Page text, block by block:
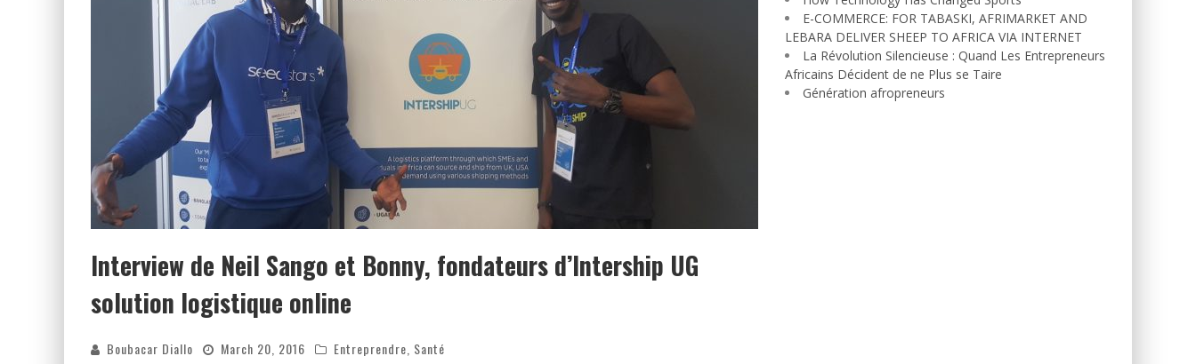
Interview de Neil Sango et Bonny, fondateurs d’Intership UG
solution logistique online
Boubacar Diallo March 20, 2016 Entreprendre Santé
E-COMMERCE: FOR TABASKI, AFRIMARKET AND
LEBARA DELIVER SHEEP TO AFRICA VIA INTERNET
La Révolution Silencieuse : Quand Les Entrepreneurs
Africains Décident de ne Plus se Taire
Génération afropreneurs